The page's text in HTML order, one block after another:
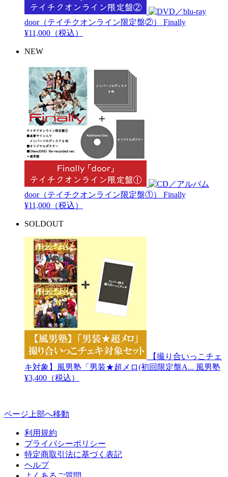
door（テイチクオンライン限定盤②） Finally
¥11,000（税込）
NEW
door（テイチクオンライン限定盤①） Finally
¥11,000（税込）
SOLDOUT
【撮り合いっこチェ
キ対象】風男塾「男装★超メロ(初回限定盤A... 風男塾
¥3,400（税込）
ページ上部へ移動
利用規約
プライバシーポリシー
特定商取引法に基づく表記
ヘルプ